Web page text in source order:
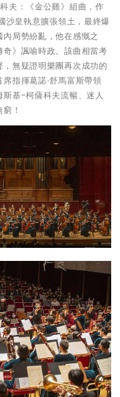
夫：《金公雞》組曲，作
沙皇執意擴張領土，最終爆
局勢紛亂，他在感慨之
》諷喻時政。該曲相當考
無疑證明樂團再次成功的
指揮葛諾‧舒馬富斯帶領
斯基-柯薩科夫流暢、迷人
！